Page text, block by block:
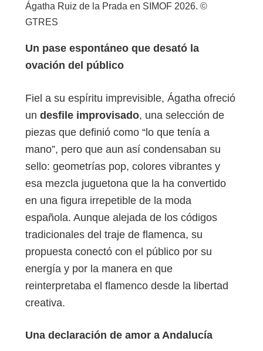
Ágatha Ruiz de la Prada en SIMOF 2026. ©
GTRES
Un pase espontáneo que desató la
ovación del público
Fiel a su espíritu imprevisible, Ágatha ofreció
un desfile improvisado, una selección de
piezas que definió como “lo que tenía a
mano”, pero que aun así condensaban su
sello: geometrías pop, colores vibrantes y
esa mezcla juguetona que la ha convertido
en una figura irrepetible de la moda
española. Aunque alejada de los códigos
tradicionales del traje de flamenca, su
propuesta conectó con el público por su
energía y por la manera en que
reinterpretaba el flamenco desde la libertad
creativa.
Una declaración de amor a Andalucía